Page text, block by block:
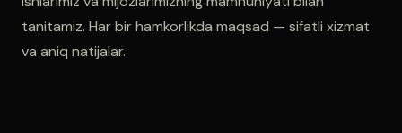
tanitamiz. Har bir hamkorlikda maqsad — sifatli xizmat
va aniq natijalar.